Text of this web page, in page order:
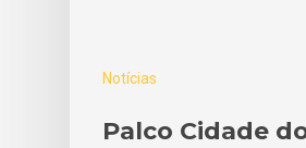
Notícias
Palco Cidade